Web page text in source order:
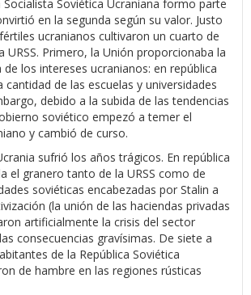
Socialista Soviética Ucraniana formo parte
en la segunda según su valor. Justo
ucranianos cultivaron un cuarto de
URSS. Primero, la Unión proporcionaba la
los intereses ucranianos: en república
de las escuelas y universidades
debido a la subida de las tendencias
soviético empezó a temer el
y cambió de curso.
sufrió los años trágicos. En república
el granero tanto de la URSS como de
soviéticas encabezadas por Stalin a
(la unión de las haciendas privadas
artificialmente la crisis del sector
consecuencias gravísimas. De siete a
de la República Soviética
de hambre en las regiones rústicas